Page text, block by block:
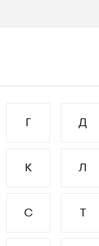
Г Д
К Л
С Т